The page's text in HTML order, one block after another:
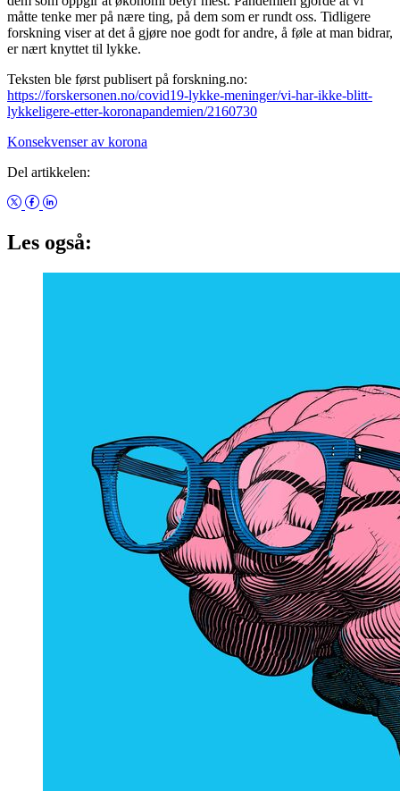
måtte tenke mer på nære ting, på dem som er rundt oss. Tidligere
forskning viser at det å gjøre noe godt for andre, å føle at man bidrar,
er nært knyttet til lykke.
Teksten ble først publisert på forskning.no:
https://forskersonen.no/covid19-lykke-meninger/vi-har-ikke-blitt-
lykkeligere-etter-koronapandemien/2160730
Konsekvenser av korona
Del artikkelen:
Les også: